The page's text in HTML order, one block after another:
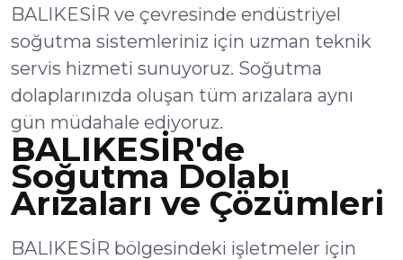
BALIKESİR ve çevresinde endüstriyel
soğutma sistemleriniz için uzman teknik
servis hizmeti sunuyoruz. Soğutma
dolaplarınızda oluşan tüm arızalara aynı
gün müdahale ediyoruz.
BALIKESİR'de
Soğutma Dolabı
Arızaları ve Çözümleri
BALIKESİR bölgesindeki işletmeler için